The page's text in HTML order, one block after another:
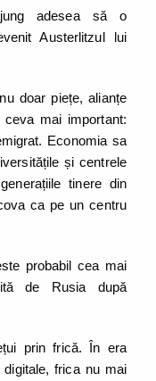
adesea să o
Austerlitzul lui
doar piețe, alianțe
mai important:
Economia sa
și centrele
tinere din
ca pe un centru
probabil cea mai
de Rusia după
prin frică. În era
digitale, frica nu mai